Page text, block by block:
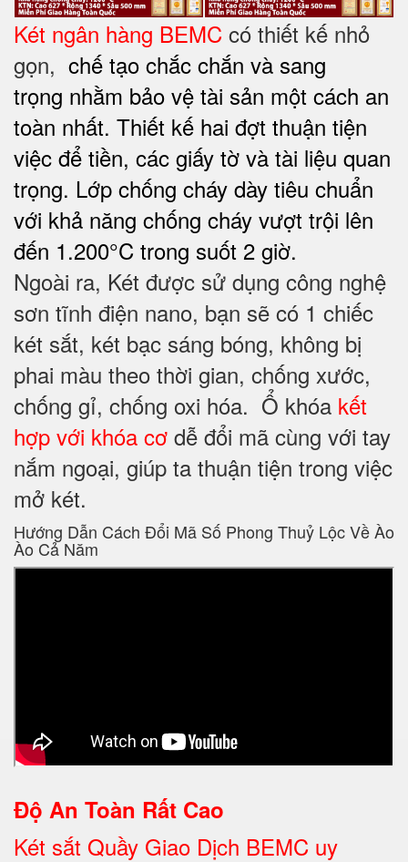
Két ngân hàng BEMC có thiết kế nhỏ
gọn, chế tạo chắc chắn và sang
trọng nhằm bảo vệ tài sản một cách an
toàn nhất. Thiết kế hai đợt thuận tiện
việc để tiền, các giấy tờ và tài liệu quan
trọng. Lớp chống cháy dày tiêu chuẩn
với khả năng chống cháy vượt trội lên
đến 1.200°C trong suốt 2 giờ.
Ngoài ra, Két được sử dụng công nghệ
sơn tĩnh điện nano, bạn sẽ có 1 chiếc
két sắt, két bạc sáng bóng, không bị
phai màu theo thời gian, chống xước,
chống gỉ, chống oxi hóa. Ổ khóa kết
hợp với khóa cơ dễ đổi mã cùng với tay
nắm ngoại, giúp ta thuận tiện trong việc
mở két.
Hướng Dẫn Cách Đổi Mã Số Phong Thuỷ Lộc Về Ào
Ào Cả Năm
Độ An Toàn Rất Cao
Két sắt Quầy Giao Dịch BEMC uy